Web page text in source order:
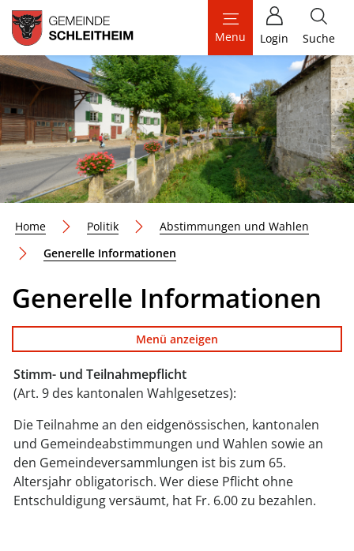
zur Startseite
Direkt zur Hauptnavigation
Direkt zum Inhalt
Direkt zur Suche
Direkt zum Stichwortverzeichnis
Login Suche
Menu
Home Politik
Abstimmungen und Wahlen
Generelle Informationen
Generelle Informationen
Menü anzeigen
Stimm- und Teilnahmepflicht
(Art. 9 des kantonalen Wahlgesetzes):
Die Teilnahme an den eidgenössischen, kantonalen
und Gemeindeabstimmungen und Wahlen sowie an
den Gemeindeversammlungen ist bis zum 65.
Altersjahr obligatorisch. Wer diese Pflicht ohne
Entschuldigung versäumt, hat Fr. 6.00 zu bezahlen.